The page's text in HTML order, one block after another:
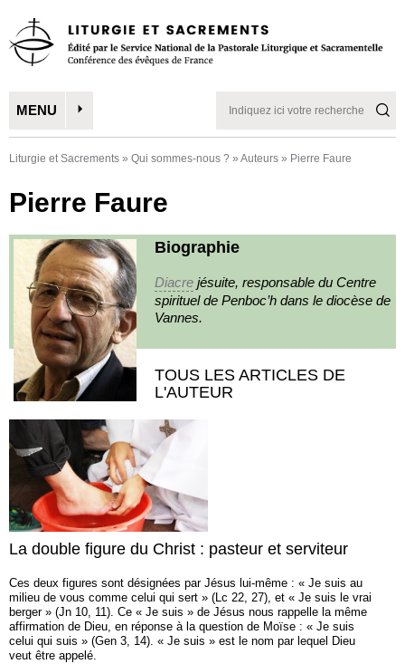
MENU
Liturgie et Sacrements » Qui sommes-nous ? » Auteurs » Pierre Faure
Pierre Faure
Biographie
Diacre jésuite, responsable du Centre
spirituel de Penboc’h dans le diocèse de
Vannes.
TOUS LES ARTICLES DE
L'AUTEUR
La double figure du Christ : pasteur et serviteur
Ces deux figures sont désignées par Jésus lui-même : « Je suis au
milieu de vous comme celui qui sert » (Lc 22, 27), et « Je suis le vrai
berger » (Jn 10, 11). Ce « Je suis » de Jésus nous rappelle la même
affirmation de Dieu, en réponse à la question de Moïse : « Je suis
celui qui suis » (Gen 3, 14). « Je suis » est le nom par lequel Dieu
veut être appelé.